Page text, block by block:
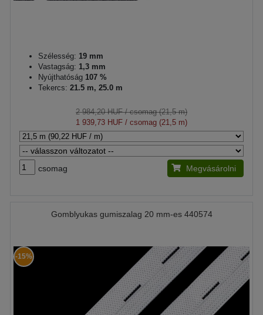
Szélesség: 19 mm
Vastagság: 1,3 mm
Nyújthatóság 107 %
Tekercs: 21.5 m, 25.0 m
2 984,20 HUF/ csomag (21,5 m)
1 939,73 HUF / csomag (21,5 m)
csomag Megvásárolni
Gomblyukas gumiszalag 20 mm-es 440574
-15%